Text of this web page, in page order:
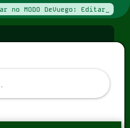
no MODO DeVuego: Editar_